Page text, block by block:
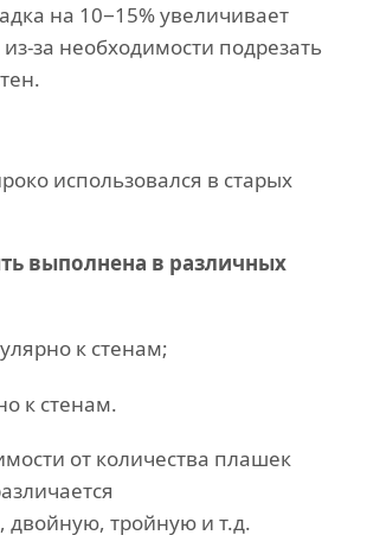
на 10−15% увеличивает
за необходимости подрезать
использовался в старых
выполнена в различных
к стенам;
к стенам.
от количества плашек
двойную, тройную и т.д.